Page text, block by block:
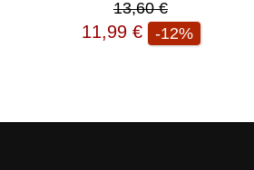
13,60 €
11,99 € -12%